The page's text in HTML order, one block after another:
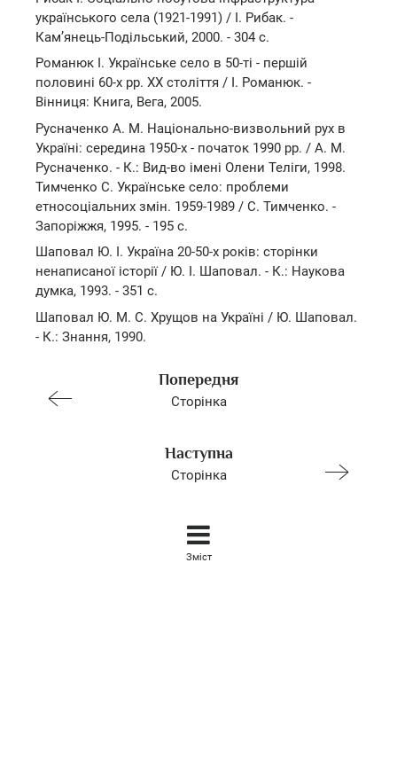
українського села (1921-1991) / І. Рибак. -
Кам’янець-Подільський, 2000. - 304 с.
Романюк І. Українське село в 50-ті - першій
половині 60-х рр. ХХ століття / І. Романюк. -
Вінниця: Книга, Вега, 2005.
Русначенко А. М. Національно-визвольний рух в
Україні: середина 1950-х - початок 1990 рр. / А. М.
Русначенко. - К.: Вид-во імені Олени Теліги, 1998.
Тимченко С. Українське село: проблеми
етносоціальних змін. 1959-1989 / С. Тимченко. -
Запоріжжя, 1995. - 195 с.
Шаповал Ю. І. Україна 20-50-х років: сторінки
ненаписаної історії / Ю. І. Шаповал. - К.: Наукова
думка, 1993. - 351 с.
Шаповал Ю. М. С. Хрущов на Україні / Ю. Шаповал.
- К.: Знання, 1990.
Попередня
Сторінка
Наступна
Сторінка
Зміст